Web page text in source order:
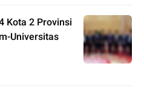
Kota 2 Provinsi
Universitas